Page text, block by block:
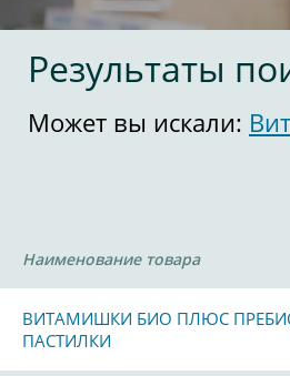
Результаты
Может вы искали:
Наименование товара
ВИТАМИШКИ БИО ПЛЮС
ПАСТИЛКИ